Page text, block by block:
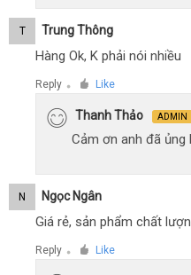
T Trung Thông
Hàng Ok, K phải nói nhiều
Reply ● Like
Thanh Thảo ADMIN
Cảm ơn anh đã ủng
N Ngọc Ngân
Giá rẻ, sản phẩm chất
Reply ● Like